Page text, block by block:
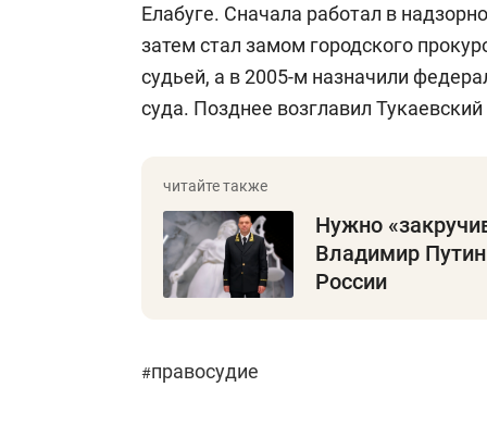
Елабуге. Сначала работал в
затем стал замом городского
судьей, а в 2005-м назначили
суда. Позднее возглавил
Нужно
Владимир
России
#правосудие